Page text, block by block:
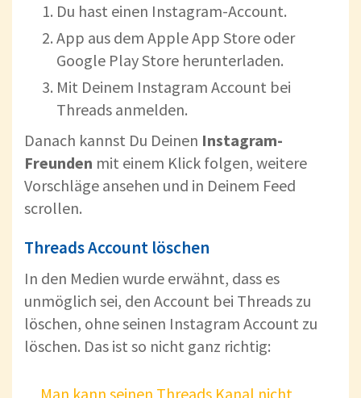
Du hast einen Instagram-Account.
App aus dem Apple App Store oder
Google Play Store herunterladen.
Mit Deinem Instagram Account bei
Threads anmelden.
Danach kannst Du Deinen Instagram-
Freunden mit einem Klick folgen, weitere
Vorschläge ansehen und in Deinem Feed
scrollen.
Threads Account löschen
In den Medien wurde erwähnt, dass es
unmöglich sei, den Account bei Threads zu
löschen, ohne seinen Instagram Account zu
löschen. Das ist so nicht ganz richtig:
Man kann seinen Threads Kanal nicht